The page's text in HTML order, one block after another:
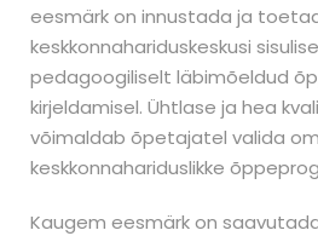
eesmärk on innustada ja
keskkonnahariduskeskusi
pedagoogiliselt läbimõeldud
kirjeldamisel. Ühtlase ja hea
võimaldab õpetajatel valida
keskkonnahariduslikke
Kaugem eesmärk on